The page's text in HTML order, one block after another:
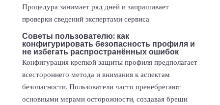
Процедура занимает ряд дней и запрашивает
проверки сведений экспертами сервиса.
Советы пользователю: как
конфигурировать безопасность профиля и
не избегать распространённых ошибок
Конфигурация крепкой защиты профиля предполагает
всестороннего метода и внимания к аспектам
безопасности. Пользователи часто пренебрегают
основными мерами осторожности, создавая бреши